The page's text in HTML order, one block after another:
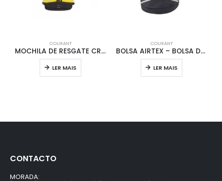
COURANT
MOCHILA DE RESGATE CROSS EVO PPLSSCC4
LER MAIS
COURANT
BOLSA AIRTEX – BOLSA DE COMANDO / PPCCACSC
LER MAIS
CONTACTO
MORADA: